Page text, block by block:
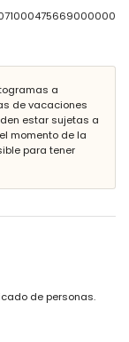
tumbonas
de la villa)
(a menos de 5
5 kilómetros de la
de 5 kilómetros de
kilómetros de la
de 100
niños
a
de vacaciones
estar sujetas a
momento de la
para tener
de personas.